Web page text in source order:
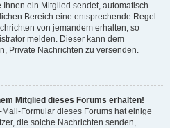
ein Mitglied sendet, automatisch
Bereich eine entsprechende Regel
von jemandem erhalten, so
melden. Dieser kann dem
Private Nachrichten zu versenden.
Mitglied dieses Forums erhalten!
Formular dieses Forums hat einige
die solche Nachrichten senden,